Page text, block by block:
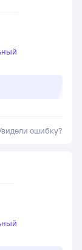
ошибку?